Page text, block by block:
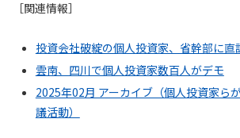
［関連情報］
投資会社破綻の個人投資家、省幹部に直
雲南、四川で個人投資家数百人がデモ
2025年02月 アーカイブ（個人投資家ら
議活動）